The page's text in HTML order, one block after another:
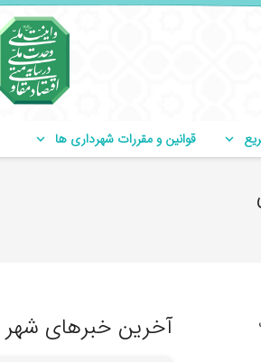
قوانین و مقررات شهرداری ها
آخرین خبرهای شهر